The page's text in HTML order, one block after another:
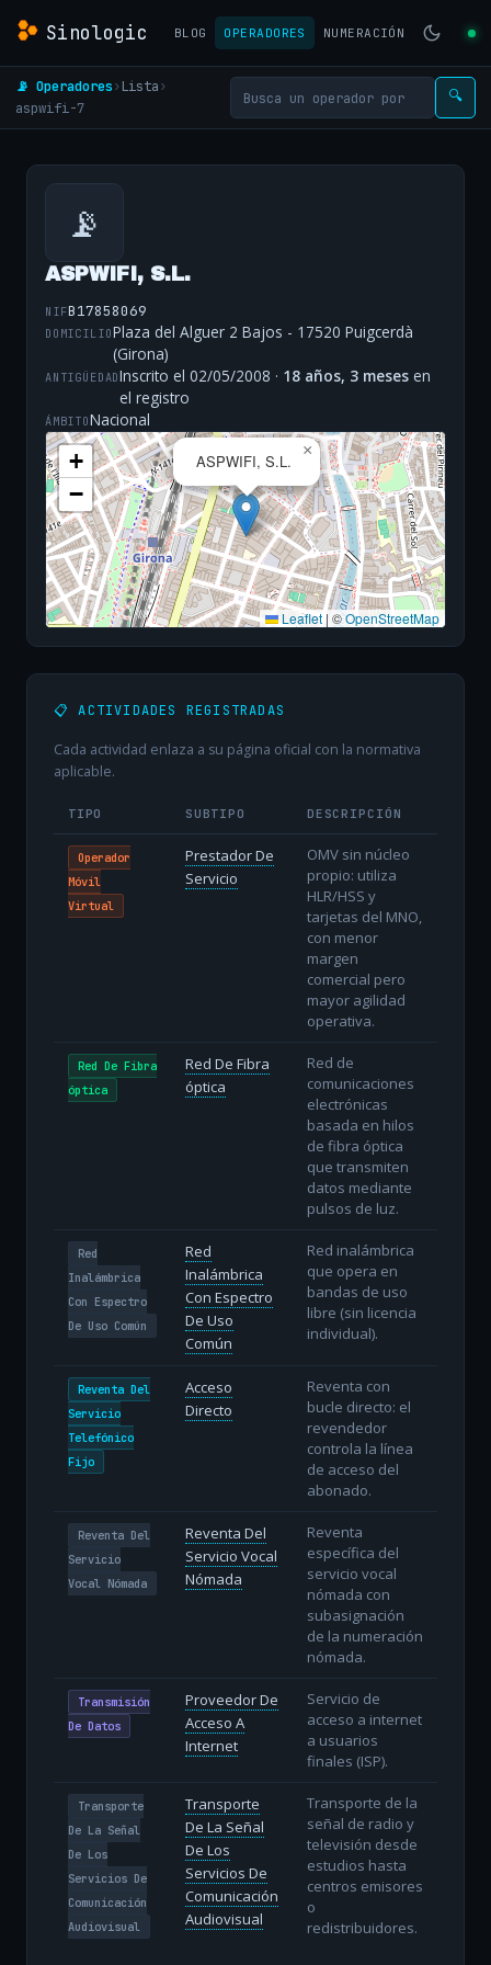
Sinologic BLOG OPERADORES NUMERACIÓN
📡 Operadores› Lista›
aspwifi-7
🔍
📡
ASPWIFI, S.L.
NIFB17858069
DOMICILIOPlaza del Alguer 2 Bajos - 17520 Puigcerdà
(Girona)
ANTIGÜEDADInscrito el 02/05/2008 · 18 años, 3 meses en
el registro
ÁMBITONacional
ASPWIFI, S.L.
×
+
−
Leaflet | ©OpenStreetMap
📋 ACTIVIDADES REGISTRADAS
Cada actividad enlaza a su página oficial con la normativa
aplicable.
TIPO SUBTIPO DESCRIPCIÓN
Operador
Móvil
Virtual
Prestador De
Servicio
OMV sin núcleo
propio: utiliza
HLR/HSS y
tarjetas del MNO,
con menor
margen
comercial pero
mayor agilidad
operativa.
Red De Fibra
óptica
Red De Fibra
óptica
Red de
comunicaciones
electrónicas
basada en hilos
de fibra óptica
que transmiten
datos mediante
pulsos de luz.
Red
Inalámbrica
Con Espectro
De Uso Común
Red
Inalámbrica
Con Espectro
De Uso
Común
Red inalámbrica
que opera en
bandas de uso
libre (sin licencia
individual).
Reventa Del
Servicio
Telefónico
Fijo
Acceso
Directo
Reventa con
bucle directo: el
revendedor
controla la línea
de acceso del
abonado.
Reventa Del
Servicio
Vocal Nómada
Reventa Del
Servicio Vocal
Nómada
Reventa
específica del
servicio vocal
nómada con
subasignación
de la numeración
nómada.
Transmisión
De Datos
Proveedor De
Acceso A
Internet
Servicio de
acceso a internet
a usuarios
finales (ISP).
Transporte
De La Señal
De Los
Servicios De
Comunicación
Audiovisual
Transporte
De La Señal
De Los
Servicios De
Comunicación
Audiovisual
Transporte de la
señal de radio y
televisión desde
estudios hasta
centros emisores
o
redistribuidores.